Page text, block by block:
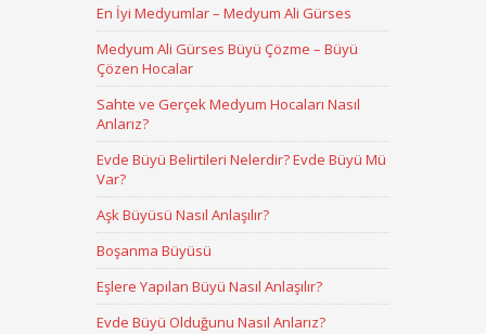
En İyi Medyumlar – Medyum Ali Gürses
Medyum Ali Gürses Büyü Çözme – Büyü
Çözen Hocalar
Sahte ve Gerçek Medyum Hocaları Nasıl
Anlarız?
Evde Büyü Belirtileri Nelerdir? Evde Büyü Mü
Var?
Aşk Büyüsü Nasıl Anlaşılır?
Boşanma Büyüsü
Eşlere Yapılan Büyü Nasıl Anlaşılır?
Evde Büyü Olduğunu Nasıl Anlarız?